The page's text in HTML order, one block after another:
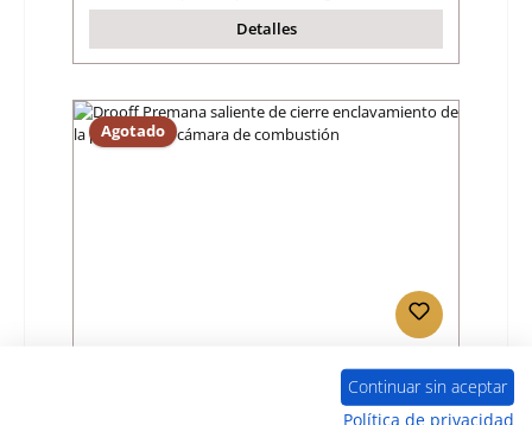
Detalles
Agotado
Drooff Premana saliente de cierre
enclavamiento de la puerta de la cámara
Continuar sin aceptar
Política de privacidad